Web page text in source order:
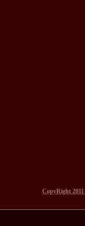
CopyRight